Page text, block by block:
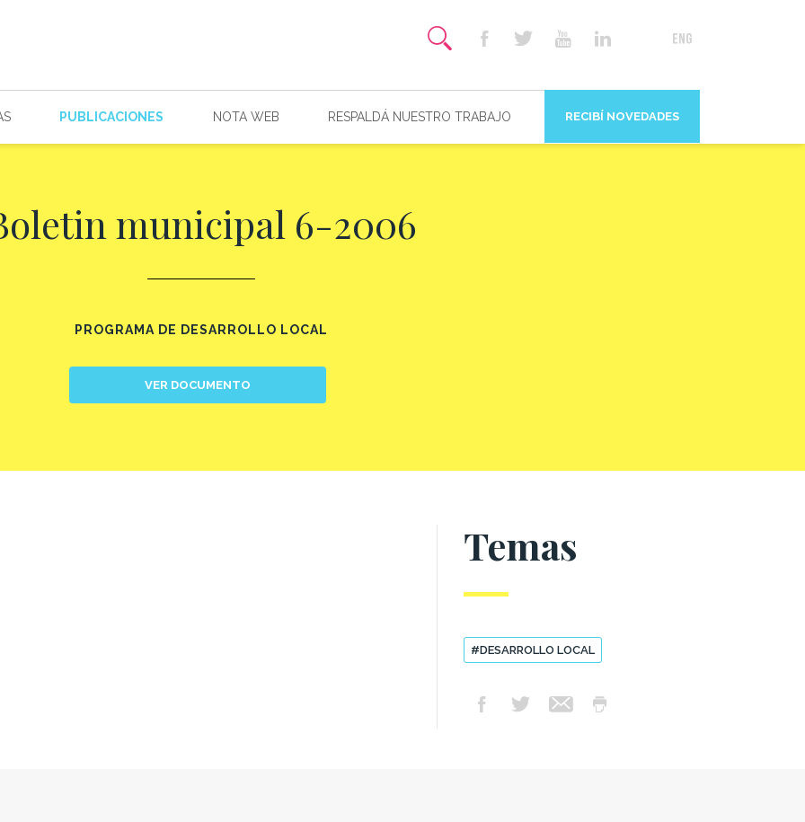
PUBLICACIONES NOTA WEB RESPALDÁ NUESTRO TRABAJO RECIBÍ NOVEDADES
municipal 6-2006
PROGRAMA DE DESARROLLO LOCAL
VER DOCUMENTO
Temas
#DESARROLLO LOCAL